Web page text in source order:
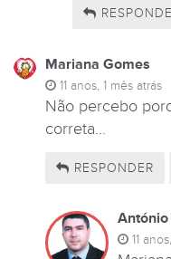
Mariana Gomes
11 anos, 1 mês atrás
Não percebo
correta...
RESPONDER
11